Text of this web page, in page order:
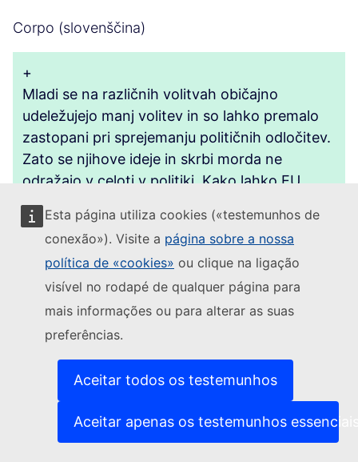
Esta página utiliza cookies («testemunhos de
conexão»). Visite a página sobre a nossa
política de «cookies» ou clique na ligação
visível no rodapé de qualquer página para
mais informações ou para alterar as suas
preferências.
Aceitar todos os testemunhos
Aceitar apenas os testemunhos
Corpo (slovenščina)
+
Mladi se na različnih volitvah običajno
udeležujejo manj volitev in so lahko premalo
zastopani pri sprejemanju političnih odločitev.
Zato se njihove ideje in skrbi morda ne
odražajo v celoti v politiki. Kako lahko EU
mladim omogoči močnejši glas in vplivnejši
položaj za mizo? Ali bi moralo biti digitalno
glasovanje na volitvah možno? Kakšno je vaše
mnenje o kvotah za zagotovitev zastopanosti
mladih na volitvah? Ali bi bilo treba znižati
starostno mejo za udeležbo na volitvah? Ali bi
lahko redni mladinski dialogi ali močnejši
menite o „pregledu EU za mlade“, ki
zagotavlja, da nove zakonodaje upoštevajo
potrebe mladih?